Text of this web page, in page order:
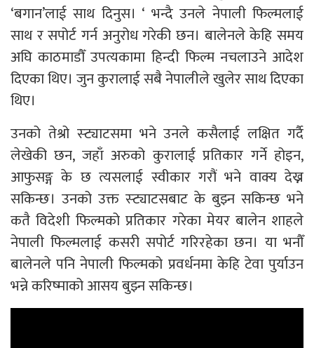
‘बगान’लाई साथ दिनुस। ‘ भन्दै उनले नेपाली फिल्मलाई
साथ र सपोर्ट गर्न अनुरोध गरेकी छन। बालेनले केहि समय
अघि काठमाडौँ उपत्यकामा हिन्दी फिल्म नचलाउने आदेश
दिएका थिए। जुन कुरालाई सबै नेपालीले खुलेर साथ दिएका
थिए।
उनको तेश्रो स्ट्याटसमा भने उनले कसैलाई लक्षित गर्दै
लेखेकी छन, जहाँ अरुको कुरालाई प्रतिकार गर्ने होइन,
आफुसङ्ग के छ त्यसलाई स्वीकार गरौं भने वाक्य देख्न
सकिन्छ। उनको उक्त स्ट्याटसबाट के बुझ्न सकिन्छ भने
कतै विदेशी फिल्मको प्रतिकार गरेका मेयर बालेन शाहले
नेपाली फिल्मलाई कसरी सपोर्ट गरिरहेका छन। या भनौँ
बालेनले पनि नेपाली फिल्मको प्रवर्धनमा केहि टेवा पुर्याउन
भन्ने करिष्माको आसय बुझ्न सकिन्छ।